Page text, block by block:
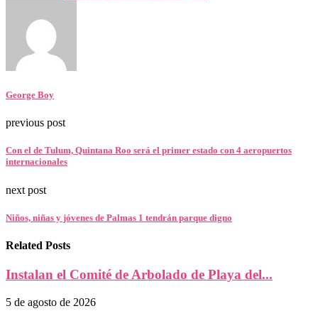
George Boy
previous post
Con el de Tulum, Quintana Roo será el primer estado con 4 aeropuertos
internacionales
next post
Niños, niñas y jóvenes de Palmas 1 tendrán parque digno
Related Posts
Instalan el Comité de Arbolado de Playa del...
5 de agosto de 2026